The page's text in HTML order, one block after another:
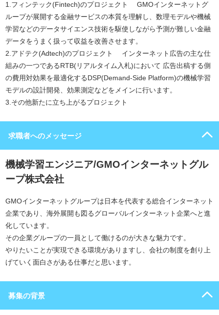
1.フィンテック(Fintech)のプロジェクト GMOインターネットグ
ループが展開する金融サービスの本質を理解し、数理モデルや機械
学習などのデータサイエンス技術を駆使しながら予測が難しい金融
データをうまく扱って収益を改善させます。
2.アドテク(Adtech)のプロジェクト インターネット広告の主な仕
組みの一つであるRTB(リアルタイム入札)において 広告出稿する側
の費用対効果を最適化するDSP(Demand-Side Platform)の機械学習
モデルの設計開発、効果測定などをメインに行います。
3.その他新たに立ち上がるプロジェクト
求職者へのメッセージ
機械学習エンジニア/GMOインターネットグル
ープ株式会社
GMOインターネットグループは日本を代表する総合インターネット
企業であり、海外展開も図るグローバルインターネット企業へと進
化しています。
その企業グループの一員として働けるのが大きな魅力です。
やりたいことが実現できる環境がありますし、会社の制度を創り上
げていく面白さがある仕事だと思います。
募集の背景